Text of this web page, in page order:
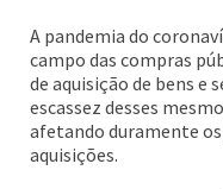
A pandemia do
campo das compras
de aquisição de bens e
escassez desses
afetando duramente
aquisições.